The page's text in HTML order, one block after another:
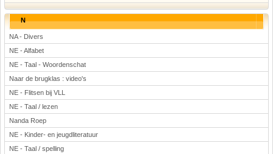
N
NA - Divers
NE - Alfabet
NE - Taal - Woordenschat
Naar de brugklas : video's
NE - Flitsen bij VLL
NE - Taal / lezen
Nanda Roep
NE - Kinder- en jeugdliteratuur
NE - Taal / spelling